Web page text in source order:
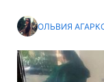
ОЛЬВИЯ